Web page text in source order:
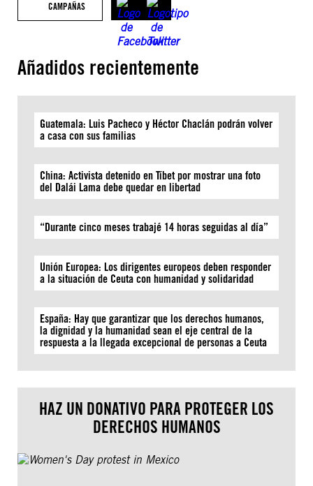
CAMPAÑAS
Añadidos recientemente
Guatemala: Luis Pacheco y Héctor Chaclán podrán volver
a casa con sus familias
China: Activista detenido en Tíbet por mostrar una foto
del Dalái Lama debe quedar en libertad
“Durante cinco meses trabajé 14 horas seguidas al día”
Unión Europea: Los dirigentes europeos deben responder
a la situación de Ceuta con humanidad y solidaridad
España: Hay que garantizar que los derechos humanos,
la dignidad y la humanidad sean el eje central de la
respuesta a la llegada excepcional de personas a Ceuta
HAZ UN DONATIVO PARA PROTEGER LOS
DERECHOS HUMANOS